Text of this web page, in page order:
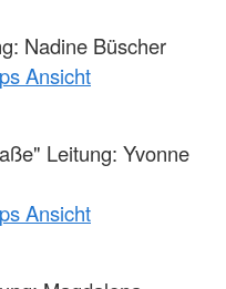
Nadine Büscher
Ansicht
Leitung: Yvonne
Ansicht